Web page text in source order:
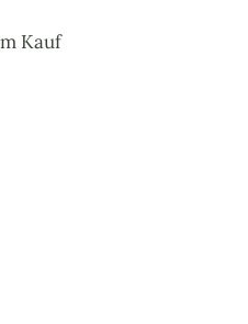
Kauf